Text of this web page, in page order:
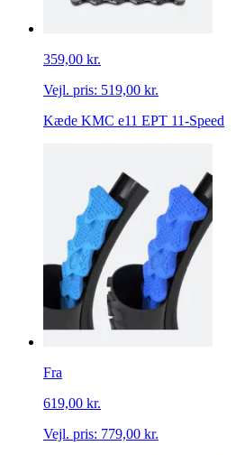
359,00 kr.
Vejl. pris: 519,00 kr.
Kæde KMC e11 EPT 11-Speed
Fra
619,00 kr.
Vejl. pris: 779,00 kr.